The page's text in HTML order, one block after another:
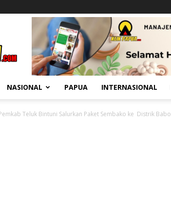
NASIONAL PAPUA INTERNASIONAL
Teluk Bintuni Salurkan Paket Sembako ke Distrik Babo